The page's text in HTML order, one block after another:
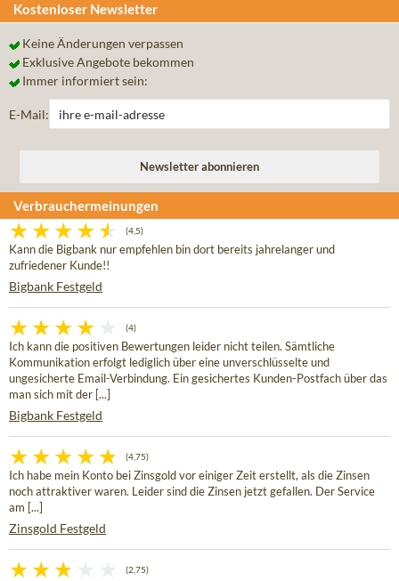
Kostenloser Newsletter
Keine Änderungen verpassen
Exklusive Angebote bekommen
Immer informiert sein:
E-Mail:
Verbrauchermeinungen
(4,5)
Kann die Bigbank nur empfehlen bin dort bereits jahrelanger und
zufriedener Kunde!!
Bigbank Festgeld
(4)
Ich kann die positiven Bewertungen leider nicht teilen. Sämtliche
Kommunikation erfolgt lediglich über eine unverschlüsselte und
ungesicherte Email-Verbindung. Ein gesichertes Kunden-Postfach über das
man sich mit der [...]
Bigbank Festgeld
(4,75)
Ich habe mein Konto bei Zinsgold vor einiger Zeit erstellt, als die Zinsen
noch attraktiver waren. Leider sind die Zinsen jetzt gefallen. Der Service
am [...]
Zinsgold Festgeld
(2,75)